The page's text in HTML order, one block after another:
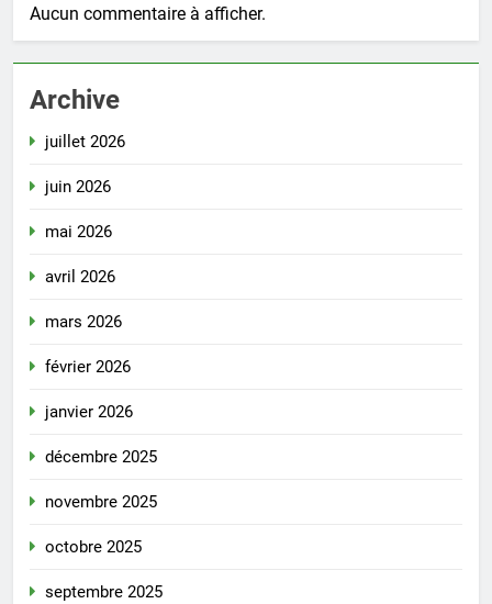
Aucun commentaire à afficher.
Archive
juillet 2026
juin 2026
mai 2026
avril 2026
mars 2026
février 2026
janvier 2026
décembre 2025
novembre 2025
octobre 2025
septembre 2025